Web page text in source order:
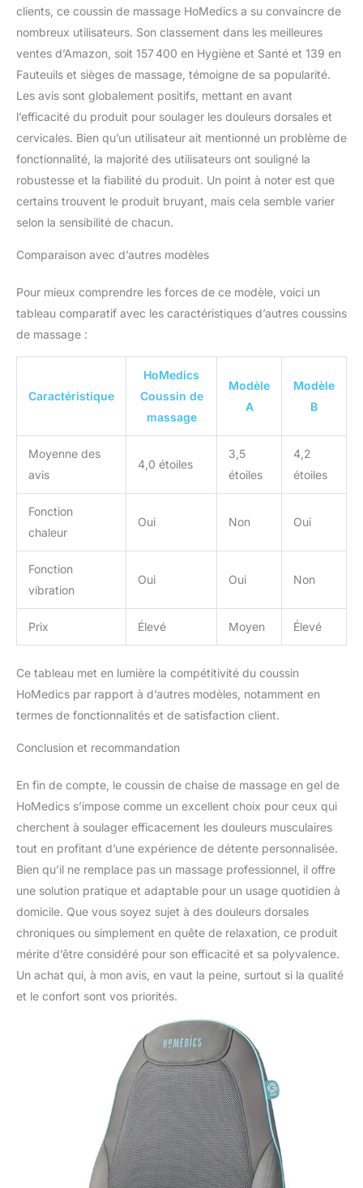
clients, ce coussin de massage HoMedics a su convaincre de
nombreux utilisateurs. Son classement dans les meilleures
ventes d’Amazon, soit 157 400 en Hygiène et Santé et 139 en
Fauteuils et sièges de massage, témoigne de sa popularité.
Les avis sont globalement positifs, mettant en avant
l’efficacité du produit pour soulager les douleurs dorsales et
cervicales. Bien qu’un utilisateur ait mentionné un problème de
fonctionnalité, la majorité des utilisateurs ont souligné la
robustesse et la fiabilité du produit. Un point à noter est que
certains trouvent le produit bruyant, mais cela semble varier
selon la sensibilité de chacun.
Comparaison avec d’autres modèles
Pour mieux comprendre les forces de ce modèle, voici un
tableau comparatif avec les caractéristiques d’autres coussins
de massage :
Caractéristique
HoMedics
Coussin de
massage
Modèle
A
Modèle
B
Moyenne des
avis
4,0 étoiles
3,5
étoiles
4,2
étoiles
Fonction
chaleur
Oui Non Oui
Fonction
vibration
Oui Oui Non
Prix Élevé Moyen Élevé
Ce tableau met en lumière la compétitivité du coussin
HoMedics par rapport à d’autres modèles, notamment en
termes de fonctionnalités et de satisfaction client.
Conclusion et recommandation
En fin de compte, le coussin de chaise de massage en gel de
HoMedics s’impose comme un excellent choix pour ceux qui
cherchent à soulager efficacement les douleurs musculaires
tout en profitant d’une expérience de détente personnalisée.
Bien qu’il ne remplace pas un massage professionnel, il offre
une solution pratique et adaptable pour un usage quotidien à
domicile. Que vous soyez sujet à des douleurs dorsales
chroniques ou simplement en quête de relaxation, ce produit
mérite d’être considéré pour son efficacité et sa polyvalence.
Un achat qui, à mon avis, en vaut la peine, surtout si la qualité
et le confort sont vos priorités.